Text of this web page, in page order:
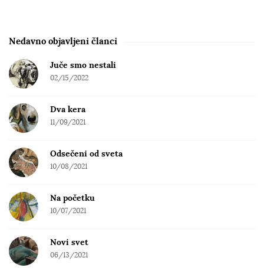
e
a
r
Nedavno objavljeni članci
Juče smo nestali
02/15/2022
Dva kera
11/09/2021
Odsečeni od sveta
10/08/2021
Na početku
10/07/2021
Novi svet
06/13/2021